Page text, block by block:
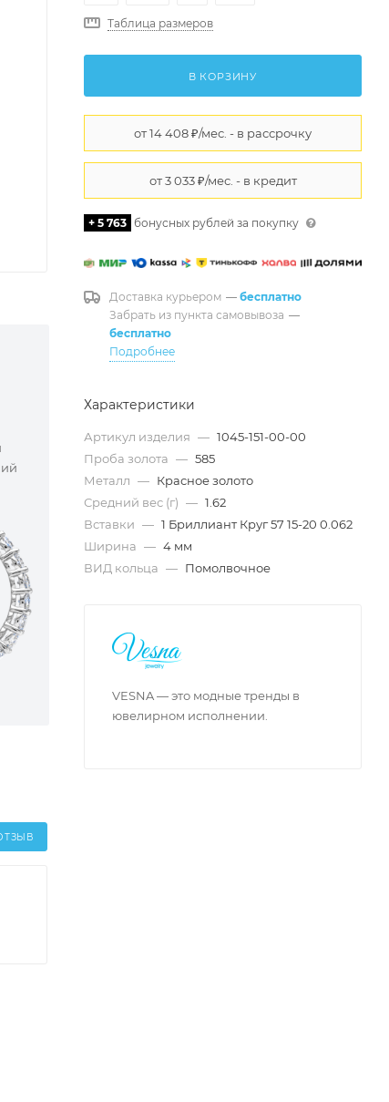
Таблица размеров
В КОРЗИНУ
+ 5 763 бонусных рублей за покупку
Доставка курьером — бесплатно
Забрать из пункта самовывоза —
бесплатно
Подробнее
Характеристики
Артикул изделия — 1045-151-00-00
Проба золота — 585
Металл — Красное золото
Средний вес (г) — 1.62
Вставки — 1 Бриллиант Круг 57 15-20 0.062
Ширина — 4 мм
ВИД кольца — Помолвочное
VESNA — это модные тренды в
ювелирном исполнении.